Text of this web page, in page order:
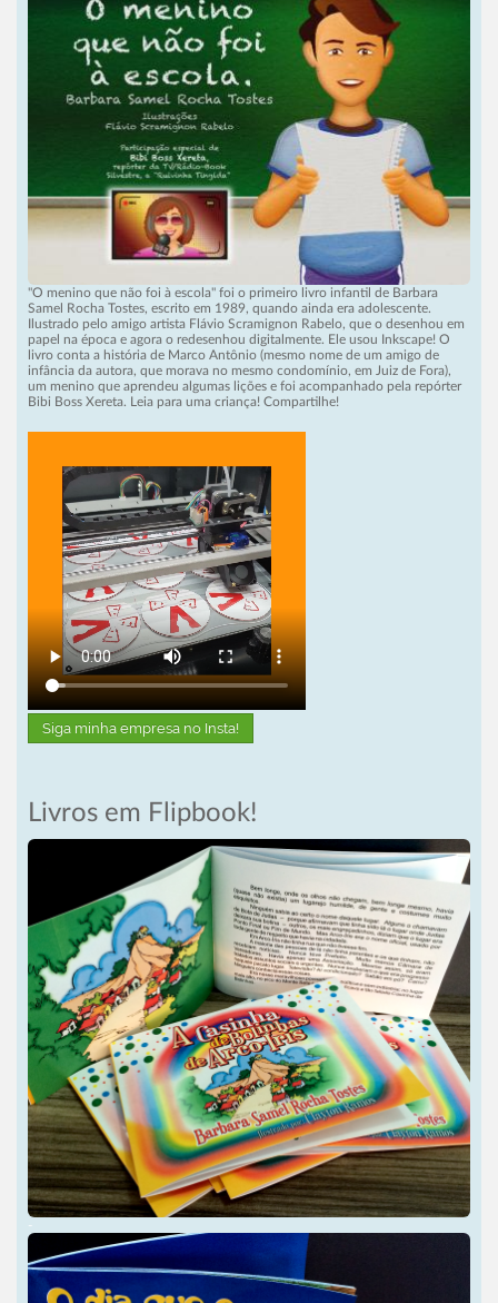
"O menino que não foi à escola" foi o primeiro livro infantil de Barbara
Samel Rocha Tostes, escrito em 1989, quando ainda era adolescente.
Ilustrado pelo amigo artista Flávio Scramignon Rabelo, que o desenhou em
papel na época e agora o redesenhou digitalmente. Ele usou Inkscape! O
livro conta a história de Marco Antônio (mesmo nome de um amigo de
infância da autora, que morava no mesmo condomínio, em Juiz de Fora),
um menino que aprendeu algumas lições e foi acompanhado pela repórter
Bibi Boss Xereta. Leia para uma criança! Compartilhe!
Siga minha empresa no Insta!
Livros em Flipbook!
-